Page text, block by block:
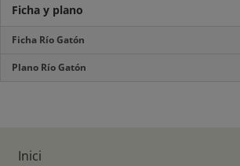
Ficha y plano
Ficha Río Gatón
Plano Río Gatón
Inici